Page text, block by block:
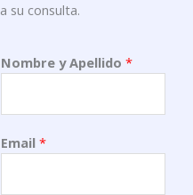
a su consulta.
Nombre y Apellido*
Email*